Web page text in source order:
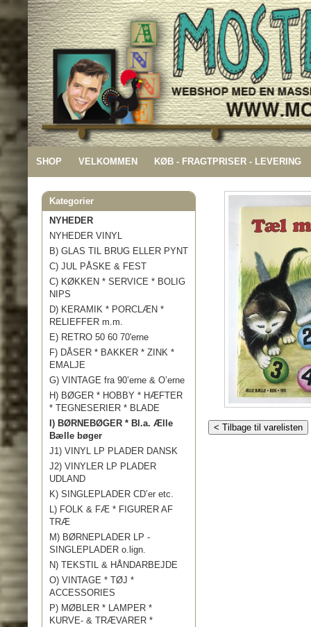
SHOP VELKOMMEN KØB - FRAGTPRISER - LEVERING
Kategorier
NYHEDER
NYHEDER VINYL
B) GLAS TIL BRUG ELLER PYNT
C) JUL PÅSKE & FEST
C) KØKKEN * SERVICE * BOLIG
NIPS
D) KERAMIK * PORCLÆN *
RELIEFFER m.m.
E) RETRO 50 60 70'erne
F) DÅSER * BAKKER * ZINK *
EMALJE
G) VINTAGE fra 90’erne & O’erne
H) BØGER * HOBBY * HÆFTER
* TEGNESERIER * BLADE
I) BØRNEBØGER * Bl.a. Ælle
Bælle bøger
J1) VINYL LP PLADER DANSK
J2) VINYLER LP PLADER
UDLAND
K) SINGLEPLADER CD’er etc.
L) FOLK & FÆ * FIGURER AF
TRÆ
M) BØRNEPLADER LP -
SINGLEPLADER o.lign.
N) TEKSTIL & HÅNDARBEJDE
O) VINTAGE * TØJ *
ACCESSORIES
P) MØBLER * LAMPER *
KURVE- & TRÆVARER *
< Tilbage til varelisten